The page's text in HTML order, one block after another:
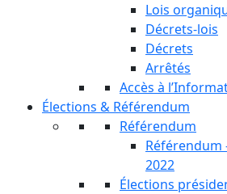
Lois
Décrets-lois
Décrets
Arrêtés
Accès à
Élections & Référendum
Référendum
Référendum
2022
Élections